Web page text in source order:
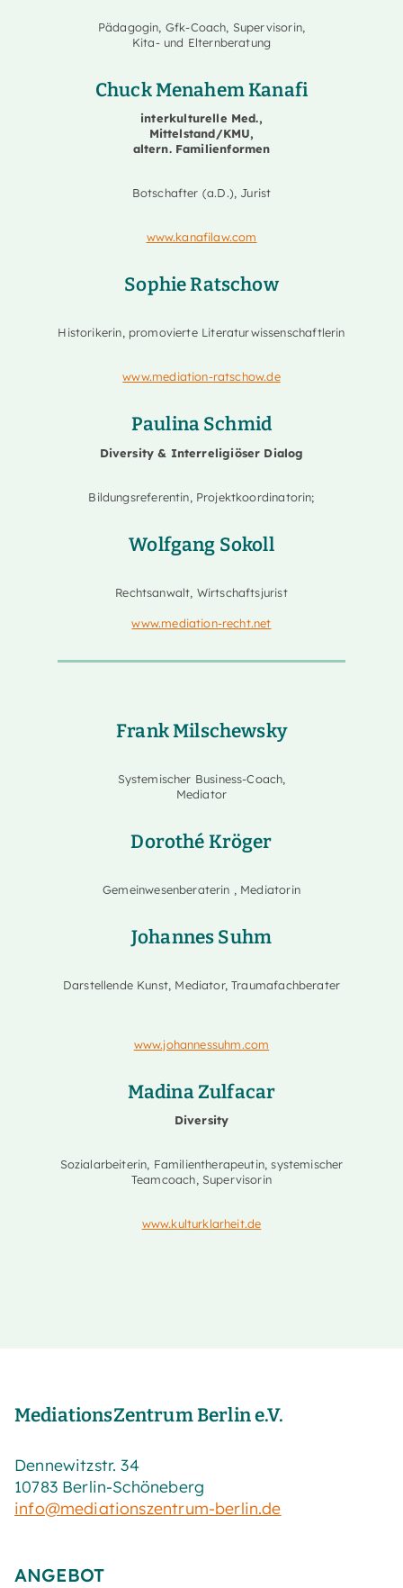
Pädagogin, Gfk-Coach, Supervisorin,
Kita- und Elternberatung
Chuck Menahem Kanafi
interkulturelle Med.,
Mittelstand/KMU,
altern. Familienformen
Botschafter (a.D.), Jurist
www.kanafilaw.com
Sophie Ratschow
Historikerin, promovierte Literaturwissenschaftlerin
www.mediation-ratschow.de
Paulina Schmid
Diversity & Interreligiöser Dialog
Bildungsreferentin, Projektkoordinatorin;
Wolfgang Sokoll
Rechtsanwalt, Wirtschaftsjurist
www.mediation-recht.net
Frank Milschewsky
Systemischer Business-Coach,
Mediator
Dorothé Kröger
Gemeinwesenberaterin , Mediatorin
Johannes Suhm
Darstellende Kunst, Mediator, Traumafachberater
www.johannessuhm.com
Madina Zulfacar
Diversity
Sozialarbeiterin, Familientherapeutin, systemischer
Teamcoach, Supervisorin
www.kulturklarheit.de
MediationsZentrum Berlin e.V.
Dennewitzstr. 34
10783 Berlin-Schöneberg
info@mediationszentrum-berlin.de
ANGEBOT